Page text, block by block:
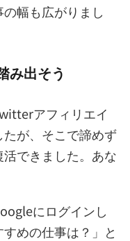
幅も広がりまし
み出そう
アフィリエイ
たが、そこで諦めず
できました。あな
にログインし
めの仕事は？」と